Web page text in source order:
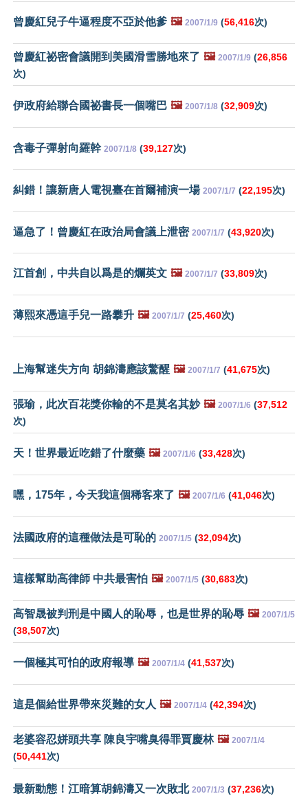
曾慶紅兒子牛逼程度不亞於他爹 🖼️ 2007/1/9 (56,416次)
曾慶紅祕密會議開到美國滑雪勝地來了 🖼️ 2007/1/9 (26,856
次)
伊政府給聯合國祕書長一個嘴巴 🖼️ 2007/1/8 (32,909次)
含毒子彈射向羅幹 2007/1/8 (39,127次)
糾錯！讓新唐人電視臺在首爾補演一場 2007/1/7 (22,195次)
逼急了！曾慶紅在政治局會議上泄密 2007/1/7 (43,920次)
江首創，中共自以爲是的爛英文 🖼️ 2007/1/7 (33,809次)
薄熙來憑這手兒一路攀升 🖼️ 2007/1/7 (25,460次)
上海幫迷失方向 胡錦濤應該驚醒 🖼️ 2007/1/7 (41,675次)
張瑜，此次百花獎你輸的不是莫名其妙 🖼️ 2007/1/6 (37,512
次)
天！世界最近吃錯了什麼藥 🖼️ 2007/1/6 (33,428次)
嘿，175年，今天我這個稀客來了 🖼️ 2007/1/6 (41,046次)
法國政府的這種做法是可恥的 2007/1/5 (32,094次)
這樣幫助高律師 中共最害怕 🖼️ 2007/1/5 (30,683次)
高智晟被判刑是中國人的恥辱，也是世界的恥辱 🖼️ 2007/1/5
(38,507次)
一個極其可怕的政府報導 🖼️ 2007/1/4 (41,537次)
這是個給世界帶來災難的女人 🖼️ 2007/1/4 (42,394次)
老婆容忍姘頭共享 陳良宇嘴臭得罪賈慶林 🖼️ 2007/1/4
(50,441次)
最新動態！江暗算胡錦濤又一次敗北 2007/1/3 (37,236次)